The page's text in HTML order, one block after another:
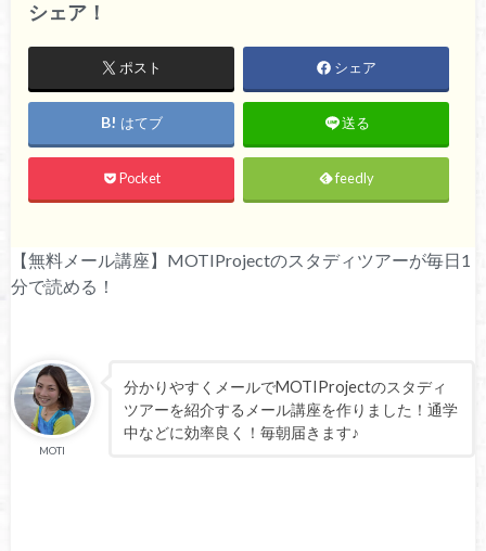
シェア！
ポスト シェア
はてブ 送る
Pocket feedly
【無料メール講座】MOTIProjectのスタディツアーが毎日1
分で読める！
MOTI
分かりやすくメールでMOTIProjectのスタディ
ツアーを紹介するメール講座を作りました！通学
中などに効率良く！毎朝届きます♪